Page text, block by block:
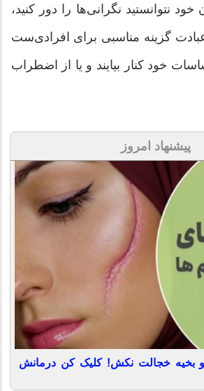
نتوانستید نگرانی‌ها را دور کنید،
گزینه مناسبی برای افرادی‌ست
خود کنار بیایند و یا از اضطراب
پیشنهاد امروز
بخیه خجالت نکش! کلیک کن درمانش